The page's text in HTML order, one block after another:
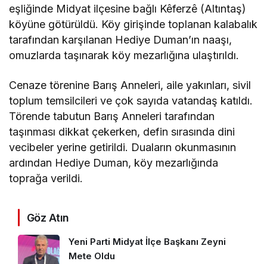
eşliğinde Midyat ilçesine bağlı Kêferzê (Altıntaş)
köyüne götürüldü. Köy girişinde toplanan kalabalık
tarafından karşılanan Hediye Duman’ın naaşı,
omuzlarda taşınarak köy mezarlığına ulaştırıldı.
Cenaze törenine Barış Anneleri, aile yakınları, sivil
toplum temsilcileri ve çok sayıda vatandaş katıldı.
Törende tabutun Barış Anneleri tarafından
taşınması dikkat çekerken, defin sırasında dini
vecibeler yerine getirildi. Duaların okunmasının
ardından Hediye Duman, köy mezarlığında
toprağa verildi.
Göz Atın
Yeni Parti Midyat İlçe Başkanı Zeyni
Mete Oldu